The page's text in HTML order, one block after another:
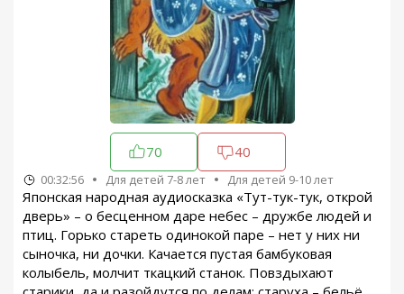
70 40
00:32:56 Для детей 7-8 лет Для детей 9-10 лет
Японская народная аудиосказка «Тут-тук-тук, открой
дверь» – о бесценном даре небес – дружбе людей и
птиц. Горько стареть одинокой паре – нет у них ни
сыночка, ни дочки. Качается пустая бамбуковая
колыбель, молчит ткацкий станок. Повздыхают